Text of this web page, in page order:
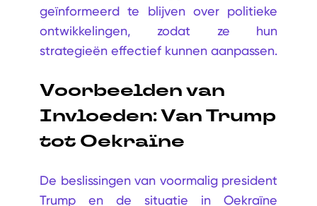
geïnformeerd te blijven over politieke
ontwikkelingen, zodat ze hun
strategieën effectief kunnen aanpassen.
Voorbeelden van
Invloeden: Van Trump
tot Oekraïne
De beslissingen van voormalig president
Trump en de situatie in Oekraïne